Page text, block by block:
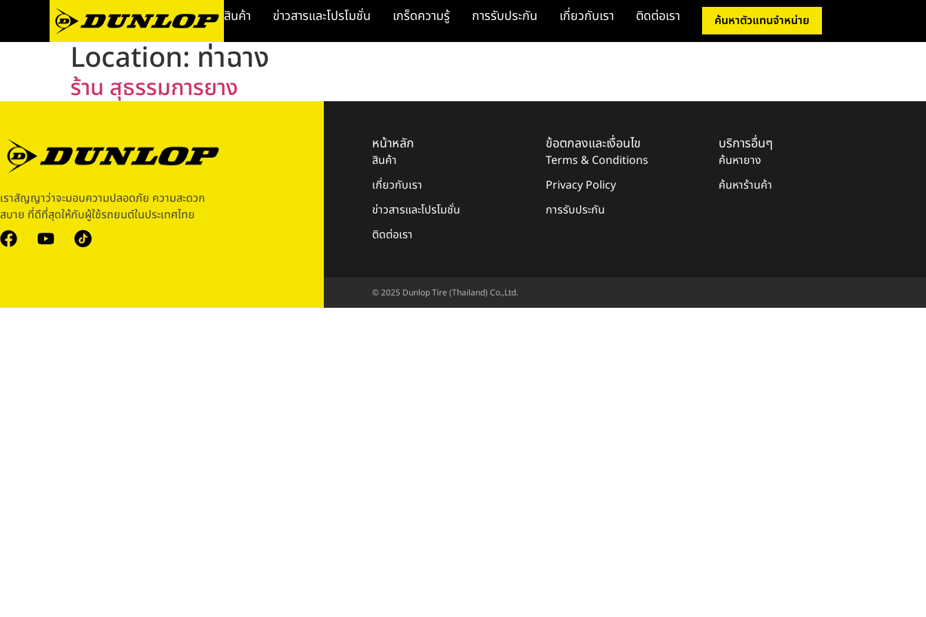
สินค้า ข่าวสารและโปรโมชั่น เกร็ดความรู้ การรับประกัน เกี่ยวกับเรา ติดต่อเรา ค้นหาตัวแทนจำหน่าย
Location: ท่าฉาง
ร้าน สุธรรมการยาง
เราสัญญาว่าจะมอบความปลอดภัย ความสะดวก
สบาย ที่ดีที่สุดให้กับผู้ใช้รถยนต์ในประเทศไทย
หน้าหลัก
สินค้า
เกี่ยวกับเรา
ข่าวสารและโปรโมชั่น
ติดต่อเรา
ข้อตกลงและเงื่อนไข
Terms & Conditions
Privacy Policy
การรับประกัน
บริการอื่นๆ
ค้นหายาง
ค้นหาร้านค้า
© 2025 Dunlop Tire (Thailand) Co.,Ltd.